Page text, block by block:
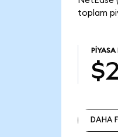
toplam
PIYASA
DAHA